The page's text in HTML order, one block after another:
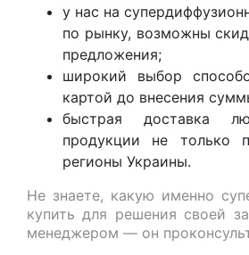
у нас на
по рынку, возможны
предложения;
широкий выбор
картой до внесения
быстрая доставка
продукции не
регионы Украины.
Не знаете, какую именно
купить для решения своей
менеджером — он